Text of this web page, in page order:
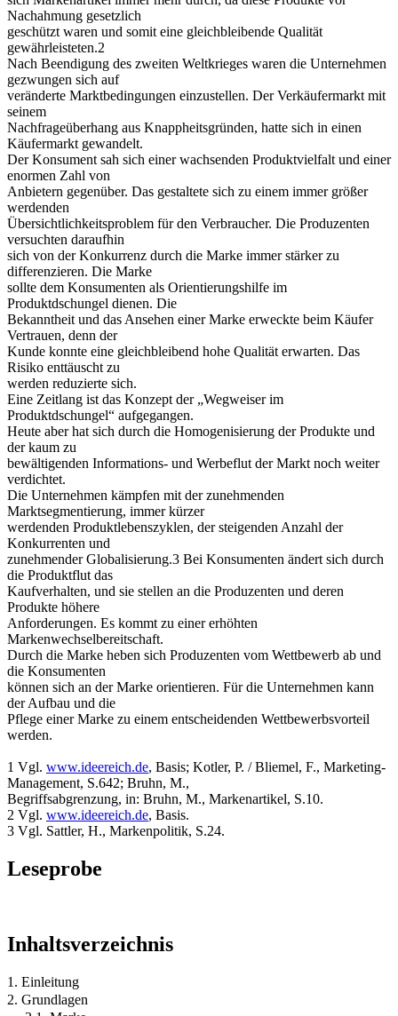
Nachahmung gesetzlich
geschützt waren und somit eine gleichbleibende Qualität
gewährleisteten.2
Nach Beendigung des zweiten Weltkrieges waren die Unternehmen
gezwungen sich auf
veränderte Marktbedingungen einzustellen. Der Verkäufermarkt mit
seinem
Nachfrageüberhang aus Knappheitsgründen, hatte sich in einen
Käufermarkt gewandelt.
Der Konsument sah sich einer wachsenden Produktvielfalt und einer
enormen Zahl von
Anbietern gegenüber. Das gestaltete sich zu einem immer größer
werdenden
Übersichtlichkeitsproblem für den Verbraucher. Die Produzenten
versuchten daraufhin
sich von der Konkurrenz durch die Marke immer stärker zu
differenzieren. Die Marke
sollte dem Konsumenten als Orientierungshilfe im
Produktdschungel dienen. Die
Bekanntheit und das Ansehen einer Marke erweckte beim Käufer
Vertrauen, denn der
Kunde konnte eine gleichbleibend hohe Qualität erwarten. Das
Risiko enttäuscht zu
werden reduzierte sich.
Eine Zeitlang ist das Konzept der „Wegweiser im
Produktdschungel“ aufgegangen.
Heute aber hat sich durch die Homogenisierung der Produkte und
der kaum zu
bewältigenden Informations- und Werbeflut der Markt noch weiter
verdichtet.
Die Unternehmen kämpfen mit der zunehmenden
Marktsegmentierung, immer kürzer
werdenden Produktlebenszyklen, der steigenden Anzahl der
Konkurrenten und
zunehmender Globalisierung.3 Bei Konsumenten ändert sich durch
die Produktflut das
Kaufverhalten, und sie stellen an die Produzenten und deren
Produkte höhere
Anforderungen. Es kommt zu einer erhöhten
Markenwechselbereitschaft.
Durch die Marke heben sich Produzenten vom Wettbewerb ab und
die Konsumenten
können sich an der Marke orientieren. Für die Unternehmen kann
der Aufbau und die
Pflege einer Marke zu einem entscheidenden Wettbewerbsvorteil
werden.
1 Vgl. www.ideereich.de, Basis; Kotler, P. / Bliemel, F., Marketing-
Management, S.642; Bruhn, M.,
Begriffsabgrenzung, in: Bruhn, M., Markenartikel, S.10.
2 Vgl. www.ideereich.de, Basis.
3 Vgl. Sattler, H., Markenpolitik, S.24.
Leseprobe
Inhaltsverzeichnis
1. Einleitung
2. Grundlagen